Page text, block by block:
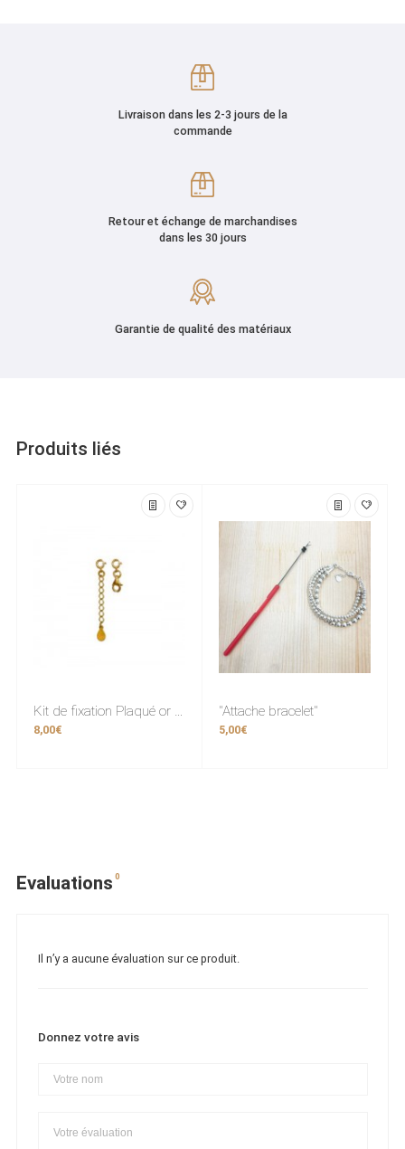
Livraison dans les 2-3 jours de la
commande
Retour et échange de marchandises
dans les 30 jours
Garantie de qualité des matériaux
Produits liés
Kit de fixation Plaqué or (fermoir)
8,00€
"Attache bracelet"
5,00€
Evaluations 0
Il n’y a aucune évaluation sur ce produit.
Donnez votre avis